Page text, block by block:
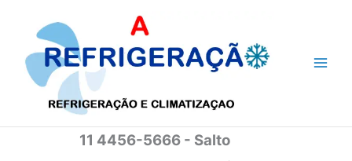
conteúdo
11 4456-5666 - Salto